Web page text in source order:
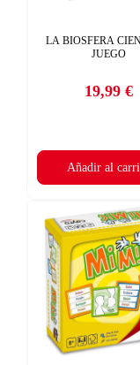
LA BIOSFERA
JUEGO
Precio
19,99 €
Añadir al